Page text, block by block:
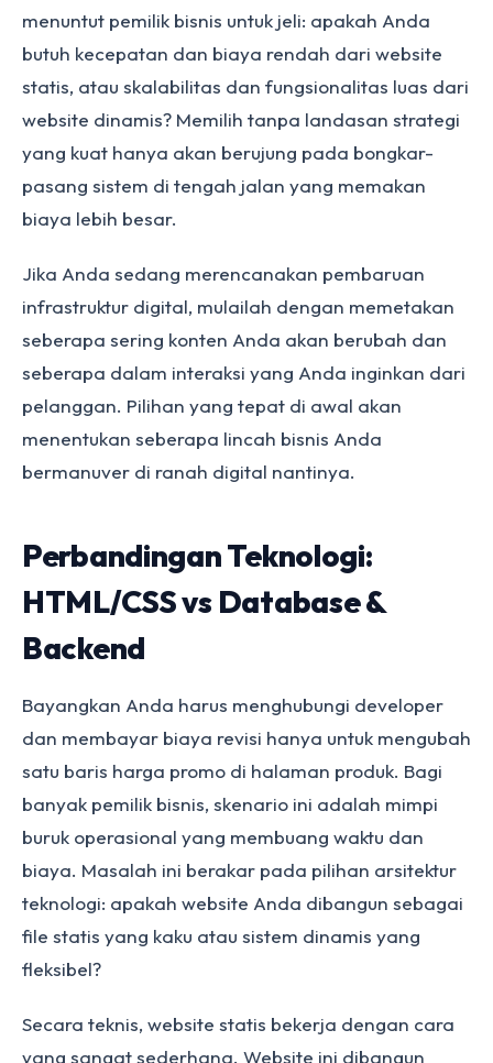
menuntut pemilik bisnis untuk jeli: apakah Anda
butuh kecepatan dan biaya rendah dari website
statis, atau skalabilitas dan fungsionalitas luas dari
website dinamis? Memilih tanpa landasan strategi
yang kuat hanya akan berujung pada bongkar-
pasang sistem di tengah jalan yang memakan
biaya lebih besar.
Jika Anda sedang merencanakan pembaruan
infrastruktur digital, mulailah dengan memetakan
seberapa sering konten Anda akan berubah dan
seberapa dalam interaksi yang Anda inginkan dari
pelanggan. Pilihan yang tepat di awal akan
menentukan seberapa lincah bisnis Anda
bermanuver di ranah digital nantinya.
Perbandingan Teknologi:
HTML/CSS vs Database &
Backend
Bayangkan Anda harus menghubungi developer
dan membayar biaya revisi hanya untuk mengubah
satu baris harga promo di halaman produk. Bagi
banyak pemilik bisnis, skenario ini adalah mimpi
buruk operasional yang membuang waktu dan
biaya. Masalah ini berakar pada pilihan arsitektur
teknologi: apakah website Anda dibangun sebagai
file statis yang kaku atau sistem dinamis yang
fleksibel?
Secara teknis, website statis bekerja dengan cara
yang sangat sederhana. Website ini dibangun